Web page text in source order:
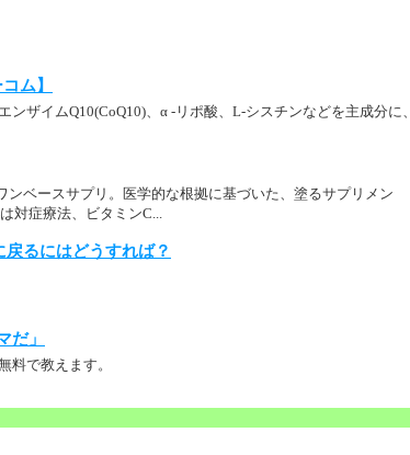
ム】
ザイムQ10(CoQ10)、α -リポ酸、L-シスチンなどを主成分に、
ベースサプリ。医学的な根拠に基づいた、塗るサプリメン
対症療法、ビタミンC...
るにはどうすれば？
だ」
料で教えます。